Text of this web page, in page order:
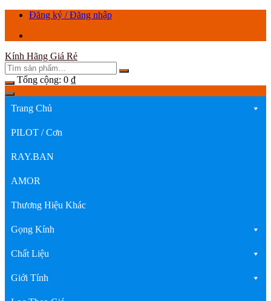
ChuyểnĐăng ký / Đăng nhập
Kính Hãng Giá Rẻ
Tổng cộng: 0 ₫
Trang Chủ
PILOT / Cơn
RAY.BAN
AMOR
Thương Hiệu Khác
Gọng Kính
Chất Liệu
Giới Tính